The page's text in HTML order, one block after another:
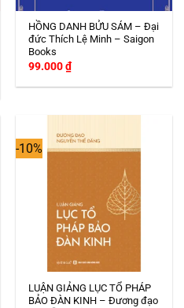
HỒNG DANH BỬU SÁM – Đại
đức Thích Lệ Minh – Saigon
Books
99.000₫
-10%
LUẬN GIẢNG LỤC TỔ PHÁP
BẢO ĐÀN KINH – Đương đạo